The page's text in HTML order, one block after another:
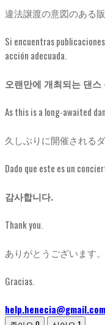
違法譲渡の意図のある
Si encuentras
acción adecuada.
오랜만에 개최되는 댄
As this is a long-awaited
久しぶりに開催される
Dado que este es un
감사합니다.
Thank you.
ありがとうございます。
Gracias.
help.henecia@gmail.com